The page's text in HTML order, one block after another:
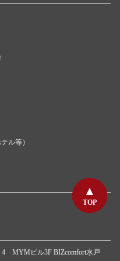
TOP
TOP
ル等）
4 MYMビル3F BIZcomfort水戸